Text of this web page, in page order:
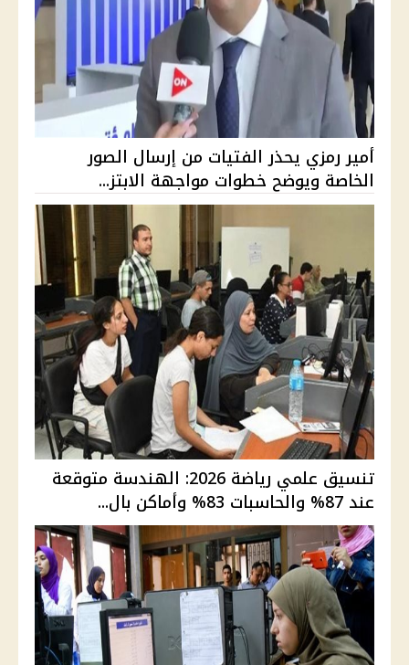
أمير رمزي يحذر الفتيات من إرسال الصور
الخاصة ويوضح خطوات مواجهة الابتز...
تنسيق علمي رياضة 2026: الهندسة متوقعة
عند 87% والحاسبات 83% وأماكن بال...